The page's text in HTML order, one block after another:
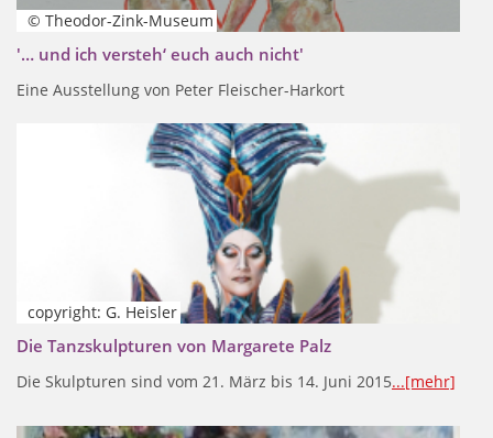
© Theodor-Zink-Museum
'… und ich versteh‘ euch auch nicht'
Eine Ausstellung von Peter Fleischer-Harkort
copyright: G. Heisler
Die Tanzskulpturen von Margarete Palz
Die Skulpturen sind vom 21. März bis 14. Juni 2015...[mehr]